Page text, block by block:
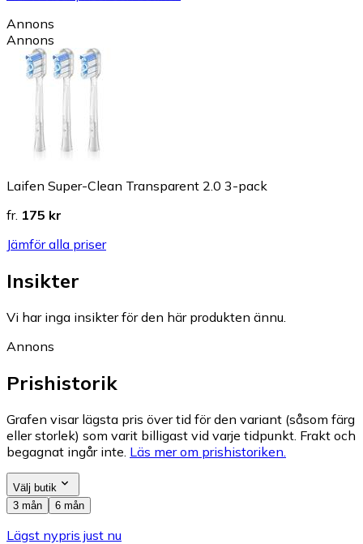
Annons
Annons
Laifen Super-Clean Transparent 2.0 3-pack
fr. 175 kr
Jämför alla priser
Insikter
Vi har inga insikter för den här produkten ännu.
Annons
Prishistorik
Grafen visar lägsta pris över tid för den variant (såsom färg
eller storlek) som varit billigast vid varje tidpunkt. Frakt och
begagnat ingår inte. Läs mer om prishistoriken.
Välj butik
3 mån
6 mån
Lägst nypris just nu